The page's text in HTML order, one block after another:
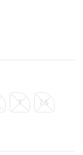
7 7.5